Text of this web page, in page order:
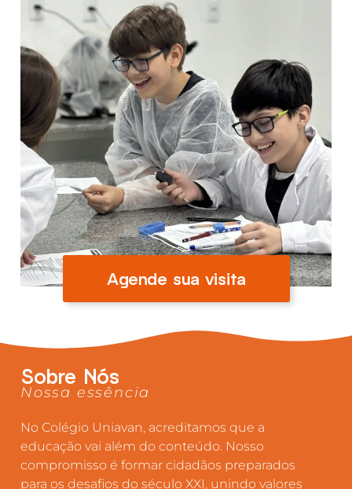
Agende sua visita
Sobre Nós
Nossa essência
No Colégio Uniavan, acreditamos que a
educação vai além do conteúdo. Nosso
compromisso é formar cidadãos preparados
para os desafios do século XXI, unindo valores